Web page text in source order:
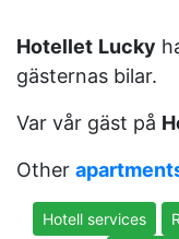
Hotellet Lucky
gästernas bilar.
Var vår gäst på
Other
Hotell services